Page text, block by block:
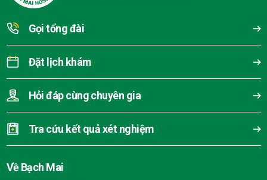
Gọi tổng đài
Đặt lịch khám
Hỏi đáp cùng chuyên gia
Tra cứu kết quả xét nghiệm
Về Bạch Mai